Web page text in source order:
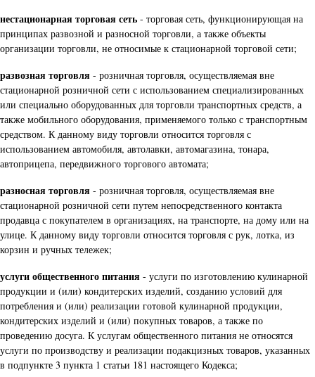
нестационарная торговая сеть - торговая сеть, функционирующая на
принципах развозной и разносной торговли, а также объекты
организации торговли, не относимые к стационарной торговой сети;
развозная торговля - розничная торговля, осуществляемая вне
стационарной розничной сети с использованием специализированных
или специально оборудованных для торговли транспортных средств, а
также мобильного оборудования, применяемого только с транспортным
средством. К данному виду торговли относится торговля с
использованием автомобиля, автолавки, автомагазина, тонара,
автоприцепа, передвижного торгового автомата;
разносная торговля - розничная торговля, осуществляемая вне
стационарной розничной сети путем непосредственного контакта
продавца с покупателем в организациях, на транспорте, на дому или на
улице. К данному виду торговли относится торговля с рук, лотка, из
корзин и ручных тележек;
услуги общественного питания - услуги по изготовлению кулинарной
продукции и (или) кондитерских изделий, созданию условий для
потребления и (или) реализации готовой кулинарной продукции,
кондитерских изделий и (или) покупных товаров, а также по
проведению досуга. К услугам общественного питания не относятся
услуги по производству и реализации подакцизных товаров, указанных
в подпункте 3 пункта 1 статьи 181 настоящего Кодекса;